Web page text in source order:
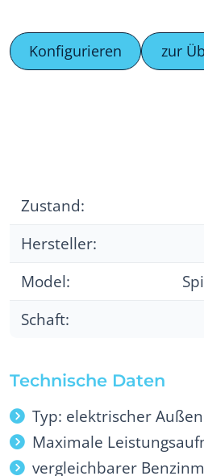
Konfigurieren zur
Zustand:
Hersteller:
Model:
Schaft:
Technische Daten
Typ: elektrischer
Maximale
vergleichbarer